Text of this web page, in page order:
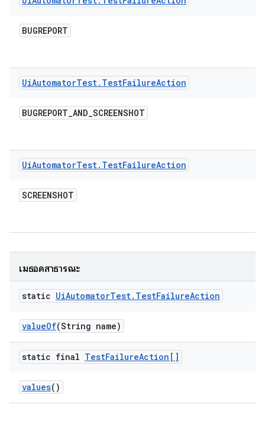
BUGREPORT
UiAutomatorTest. TestFailureAction
BUGREPORT_AND_SCREENSHOT
UiAutomatorTest. TestFailureAction
SCREENSHOT
เมธอดสาธารณะ
static UiAutomatorTest. TestFailureAction
valueOf(String name)
static final TestFailureAction[]
values()